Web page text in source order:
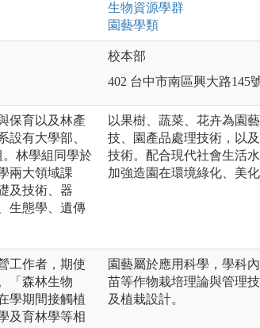
生物資源學群
園藝學類
校本部
402 台中市南區興大路145
保育以及林產
設有大學部、
林學組同學於
兩大領域課
及技術、器
生態學、遺傳
以果樹、蔬菜、花卉為園
技、園產品處理技術，以
技術。配合現代社會生活
加強造園在環境綠化、美
工作者，期使
「森林生物
學期間接觸植
及育林學等相
園藝屬於應用科學，學科
苗等作物栽培理論與管理
及植栽設計。